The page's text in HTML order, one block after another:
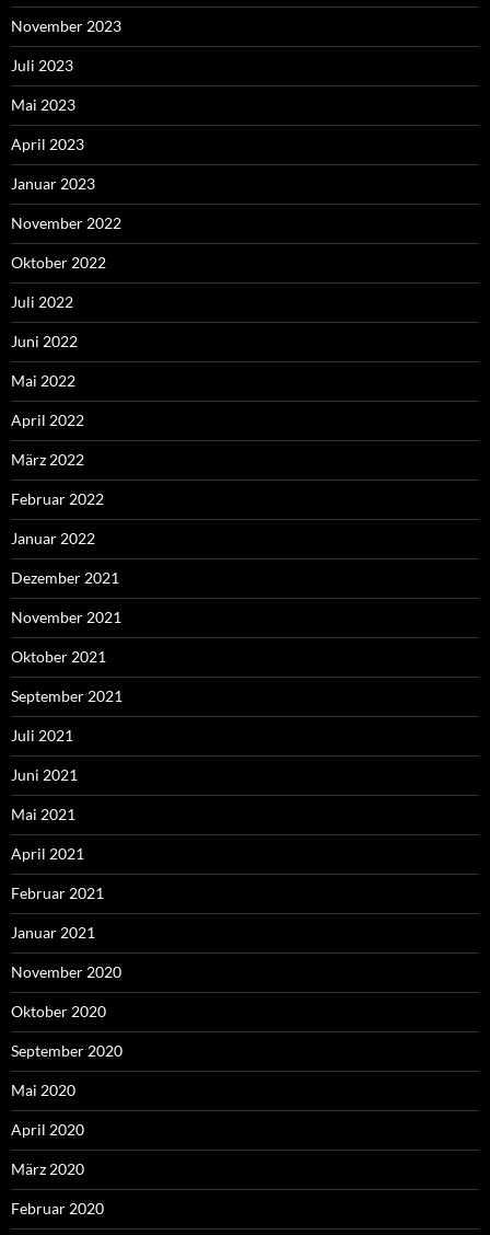
November 2023
Juli 2023
Mai 2023
April 2023
Januar 2023
November 2022
Oktober 2022
Juli 2022
Juni 2022
Mai 2022
April 2022
März 2022
Februar 2022
Januar 2022
Dezember 2021
November 2021
Oktober 2021
September 2021
Juli 2021
Juni 2021
Mai 2021
April 2021
Februar 2021
Januar 2021
November 2020
Oktober 2020
September 2020
Mai 2020
April 2020
März 2020
Februar 2020